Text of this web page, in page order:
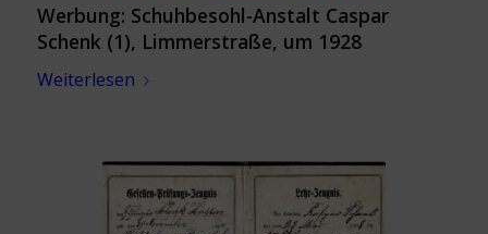
Werbung: Schuhbesohl-Anstalt Caspar
Schenk (1), Limmerstraße, um 1928
Weiterlesen